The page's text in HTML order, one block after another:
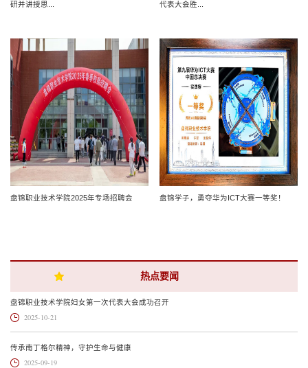
研并讲授思...
代表大会胜...
盘锦职业技术学院2025年专场招聘会 盘锦学子，勇夺华为ICT大赛一等奖！
热点要闻
盘锦职业技术学院妇女第一次代表大会成功召开
2025-10-21
传承南丁格尔精神，守护生命与健康
2025-09-19